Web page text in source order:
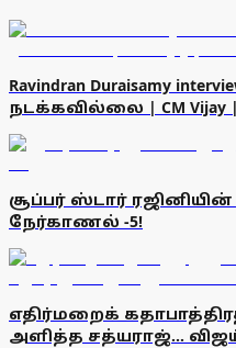
Ravindran Duraisamy
நடக்கவில்லை | CM Vijay |
சூப்பர் ஸ்டார்
நேர்காணல் -5!
எதிர்மறைக்
அளித்த சத்யராஜ்...